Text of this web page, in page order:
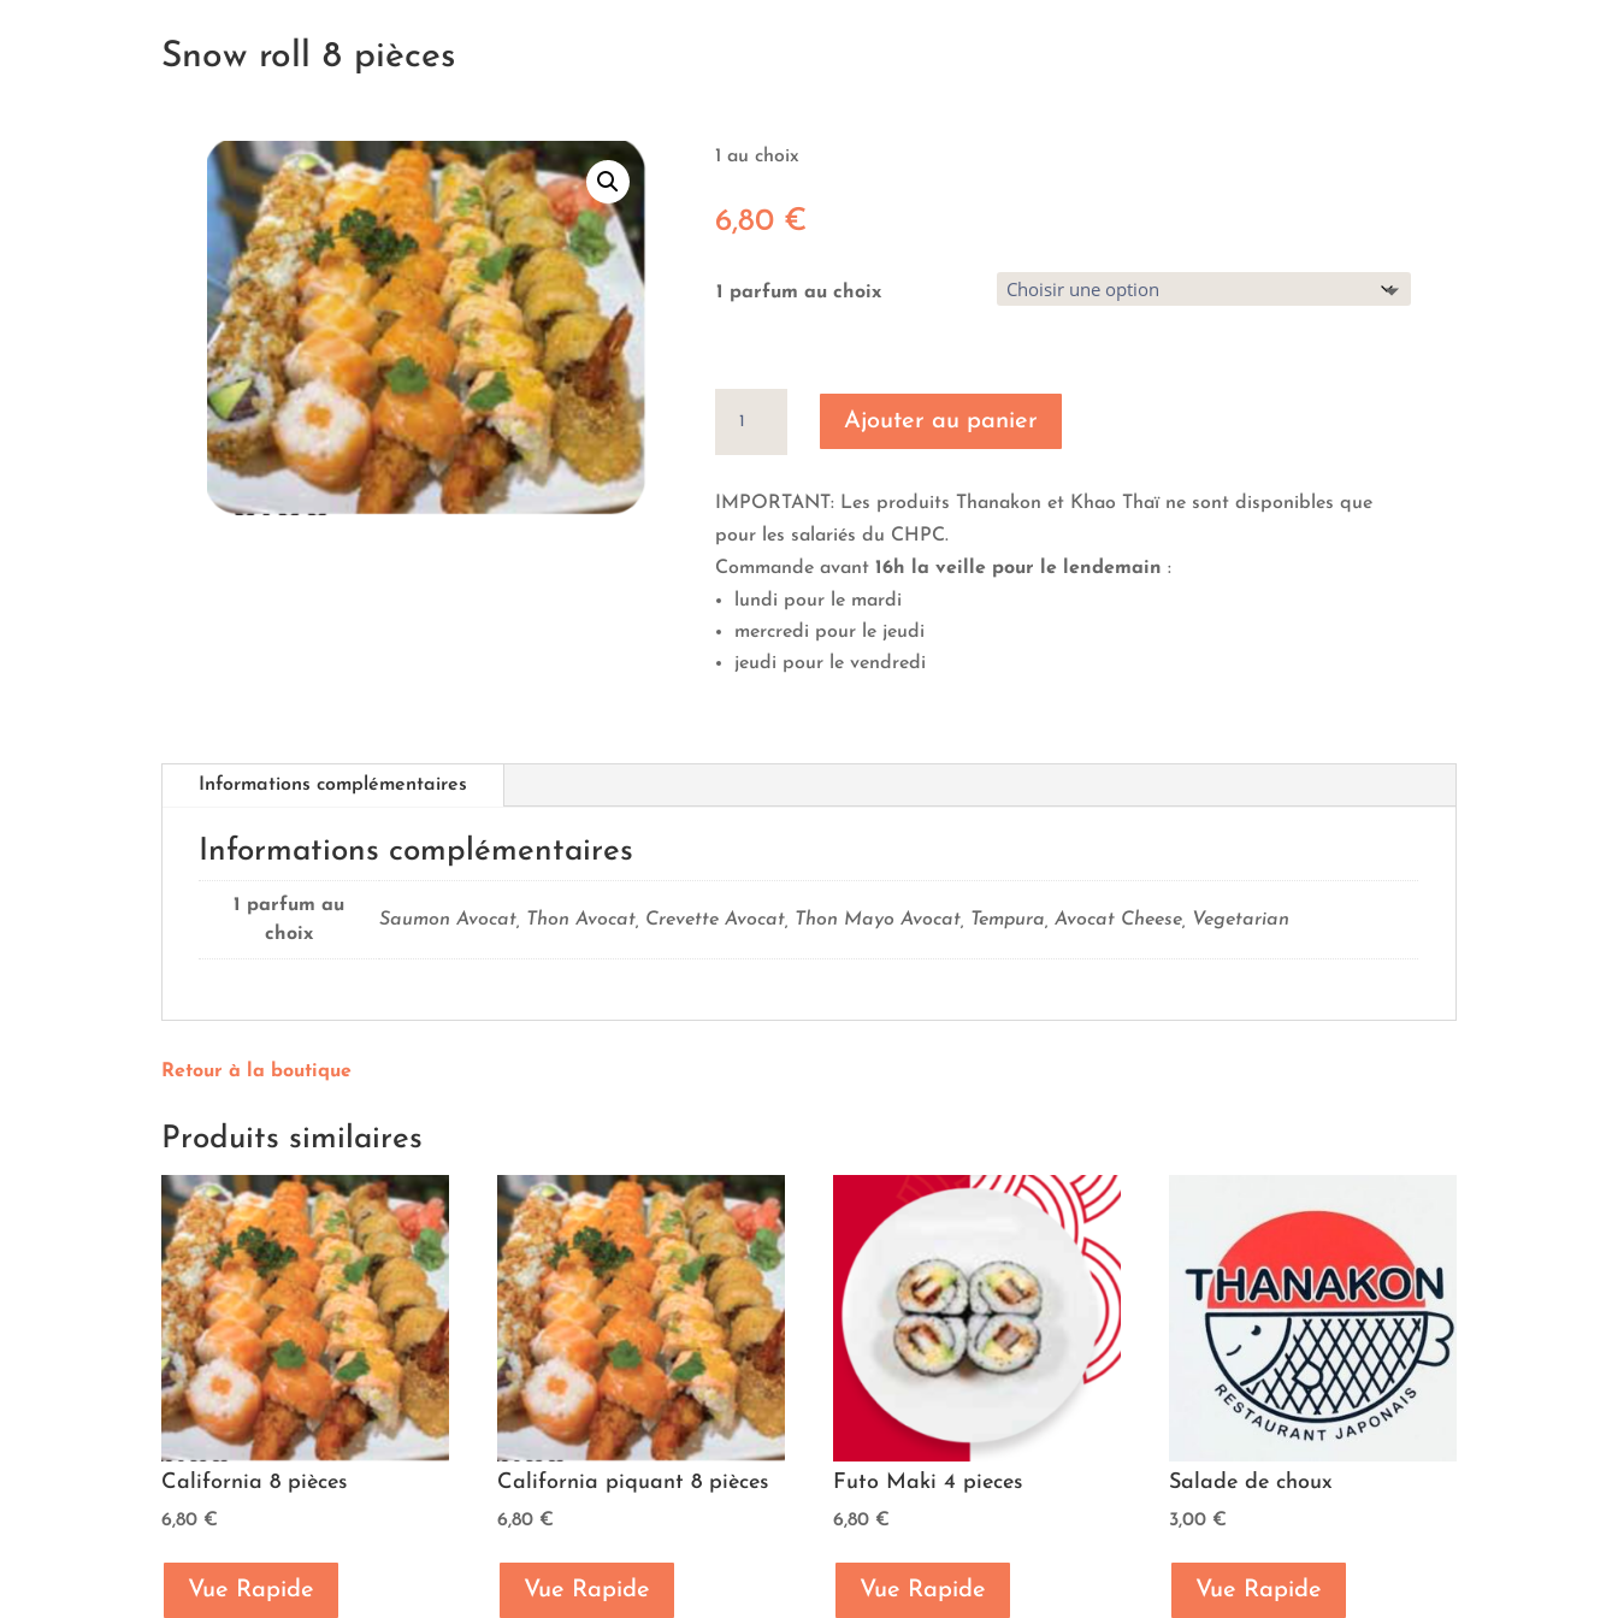
Snow roll 8 pièces
1 au choix
6,80 €
1 parfum au choix
roll
8
pièces
Ajouter au panier
IMPORTANT: Les produits Thanakon et Khao Thaï ne sont disponibles que
pour les salariés du CHPC.
Commande avant 16h la veille pour le lendemain :
lundi pour le mardi
mercredi pour le jeudi
jeudi pour le vendredi
Informations complémentaires
Informations complémentaires
1 parfum au
choix
Saumon Avocat, Thon Avocat, Crevette Avocat, Thon Mayo Avocat, Tempura, Avocat Cheese, Vegetarian
Retour à la boutique
Produits similaires
California 8 pièces
6,80 €
Vue Rapide
California piquant 8 pièces
6,80 €
Vue Rapide
Futo Maki 4 pieces
6,80 €
Vue Rapide
Salade de choux
3,00 €
Vue Rapide